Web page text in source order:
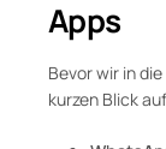
Apps
Bevor wir in
kurzen Blick